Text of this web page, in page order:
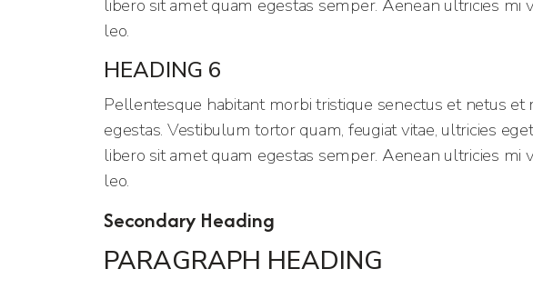
libero sit amet quam egestas semper. Aenean ultricies mi
leo.
HEADING 6
Pellentesque habitant morbi tristique senectus et netus et
egestas. Vestibulum tortor quam, feugiat vitae, ultricies
libero sit amet quam egestas semper. Aenean ultricies mi
leo.
Secondary Heading
PARAGRAPH HEADING